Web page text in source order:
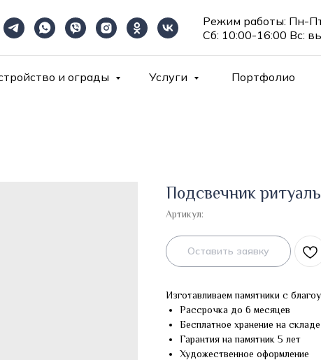
Режим работы: Пн-
Сб: 10:00-16:00 Вс:
и ограды Услуги Портфолио
Подсвечник
Артикул:
Оставить заявку
Изготавливаем памятники с
Рассрочка до 6 месяцев
Бесплатное хранение на складе
Гарантия на памятник 5 лет
Художественное оформление